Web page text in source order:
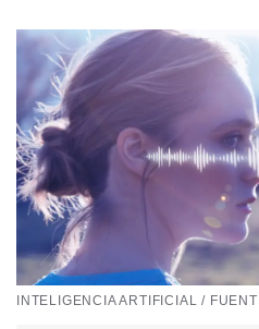
INTELIGENCIA ARTIFICIAL /